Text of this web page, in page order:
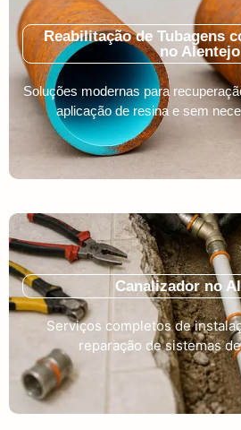
Reabilitação de Tubagens
no Alentejo
Soluções modernas para
aplicação de resina e sem
Canalizador no
Serviços completos de
reparação de sistemas